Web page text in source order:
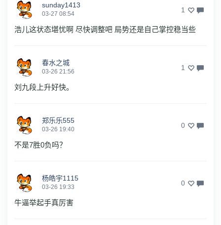
sunday1413
03-27 08:54 1
浩儿这状态堪忧啊 尽快调整吧 局势还是自己掌控稳当些
春水之城
03-26 21:56 1
刘九段上升好快。
郑乐乐555
03-26 19:40 0
不是7胜0负吗？
杨皓宇1115
03-26 19:33 0
牛逼举起手真厉害